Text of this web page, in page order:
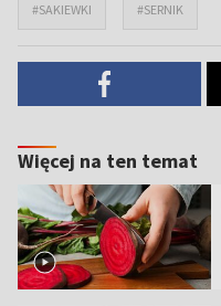
#SAKIEWKI #SERNIK
Więcej na ten temat